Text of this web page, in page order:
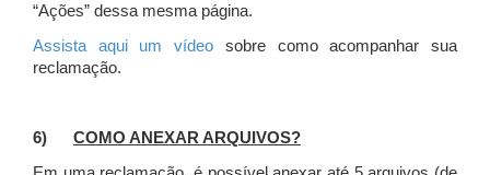
“Ações” dessa mesma página.
Assista aqui um vídeo sobre como acompanhar sua
reclamação.
6) COMO ANEXAR ARQUIVOS?